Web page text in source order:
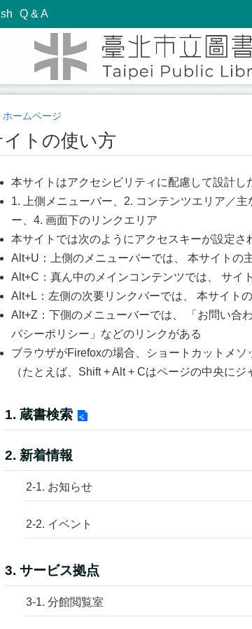
Q & A
ホームページ
イトの使い方
本サイトはアクセシビリティに配慮して設計し
1. 上側メニューバー、2. コンテンツエリア／
ー、4. 画面下のリンクエリア
本サイトでは次のようにアクセスキーが設定さ
Alt+U：上側のメニューバーでは、 本サイトの
Alt+C：真ん中のメインコンテンツでは、 サイ
Alt+L：左側の次要リンクバーでは、 本サイト
Alt+Z：下側のメニューバーでは、 「お問い合
バシーポリシー」などのリンクがある
ブラウザがFirefoxの場合、ショートカットメ
（たとえば、Shift + Alt + Cはページの中央にジ
1. 蔵書検索
2. 新着情報
2-1. お知らせ
2-2. イベント
3. サービス拠点
3-1. 分館閲覧室